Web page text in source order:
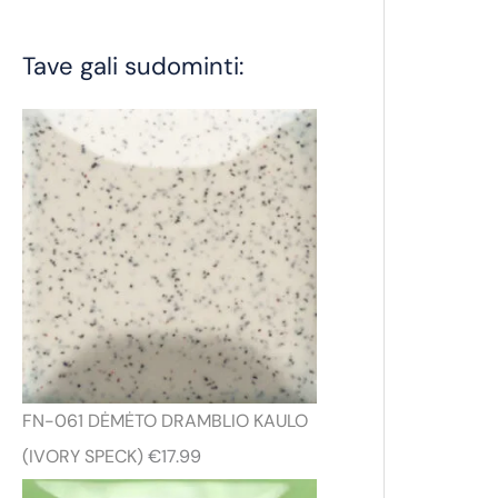
Tave gali sudominti:
FN-061 DĖMĖTO DRAMBLIO KAULO
(IVORY SPECK) €17.99